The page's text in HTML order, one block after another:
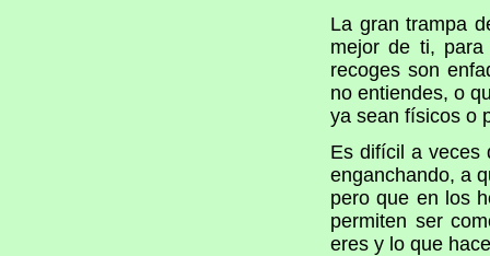
La gran trampa
mejor de ti,
recoges son
no entiendes, o
ya sean físicos o
Es difícil a veces
enganchando, a
pero que en los
permiten ser
eres y lo que